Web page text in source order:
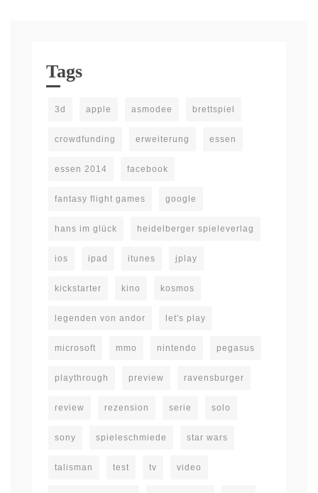
Tags
3d apple asmodee brettspiel
crowdfunding erweiterung essen
essen 2014 facebook
fantasy flight games google
hans im glück heidelberger spieleverlag
ios ipad itunes jplay
kickstarter kino kosmos
legenden von andor let's play
microsoft mmo nintendo pegasus
playthrough preview ravensburger
review rezension serie solo
sony spieleschmiede star wars
talisman test tv video